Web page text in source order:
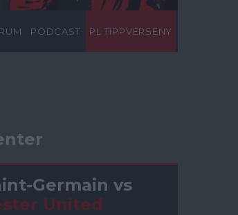
PODCAST PL TIPPVERSENY
Germain vs
United